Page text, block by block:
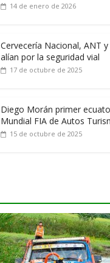
14 de enero de 2026
Cervecería Nacional, ANT
alían por la seguridad vial
17 de octubre de 2025
Diego Morán primer
Mundial FIA de Autos
15 de octubre de 2025